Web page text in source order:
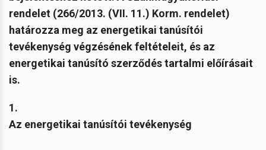
rendelet (266/2013. (VII. 11.) Korm. rendelet)
határozza meg az energetikai tanúsítói
tevékenység végzésének feltételeit, és az
energetikai tanúsító szerződés tartalmi előírásait
is.
1.
Az energetikai tanúsítói tevékenység